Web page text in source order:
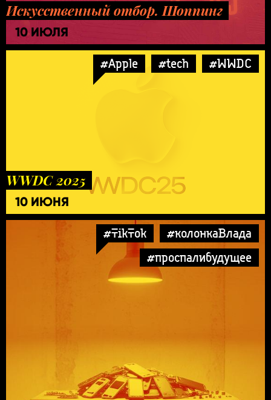
Искусственный отбор. Шоппинг
10 ИЮЛЯ
#Apple #tech #WWDC
WWDC 2025
10 ИЮНЯ
#TikTok
#колонкаВлада
#проспалибудущее